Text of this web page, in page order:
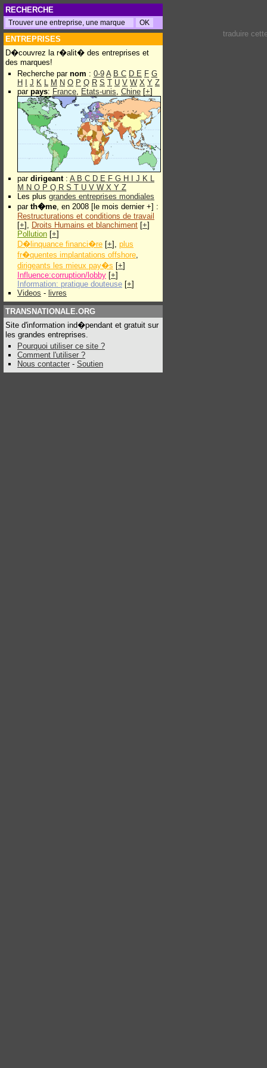
RECHERCHE
ENTREPRISES
D�couvrez la r�alit� des entreprises et
des marques!
Recherche par nom : 0-9 A B C D E F G
H
J K L M N O P Q R S T U V W X Y Z
par pays: France, Etats-unis, Chine [+]
par dirigeant: A B C D E F G H J K L
M N O P Q R S T U V W X Y Z
Les plus grandes entreprises mondiales
par th�me, en 2008 [le mois dernier +] :
Restructurations et conditions de travail
[+], Droits Humains et blanchiment [+]
Pollution [+]
D�linquance financi�re [+], plus
fr�quentes implantations offshore,
dirigeants les mieux pay�s [+]
Influence:corruption/lobby [+]
Information: pratique douteuse [+]
Videos - livres
TRANSNATIONALE.ORG
Site d'information ind�pendant et gratuit sur
les grandes entreprises.
Pourquoi utiliser ce site ?
Comment l'utiliser ?
Nous contacter - Soutien
traduire